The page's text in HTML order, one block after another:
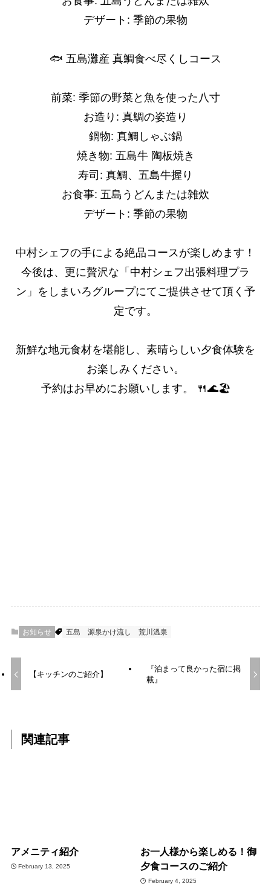
デザート: 季節の果物
🐟 五島灘産 真鯛食べ尽くしコース
前菜: 季節の野菜と魚を使った八寸
お造り: 真鯛の姿造り
鍋物: 真鯛しゃぶ鍋
焼き物: 五島牛 陶板焼き
寿司: 真鯛、五島牛握り
お食事: 五島うどんまたは雑炊
デザート: 季節の果物
中村シェフの手による絶品コースが楽しめます！
今後は、更に贅沢な「中村シェフ出張料理プラ
ン」をしまいろグループにてご提供させて頂く予
定です。
新鮮な地元食材を堪能し、素晴らしい夕食体験を
お楽しみください。
予約はお早めにお願いします。 🍴🌊🏖
お知らせ 五島 源泉かけ流し 荒川溫泉
【キッチンのご紹介】
『泊まって良かった宿に掲
載』
関連記事
アメニティ紹介
February 13, 2025
お一人様から楽しめる！御
夕食コースのご紹介
February 4, 2025